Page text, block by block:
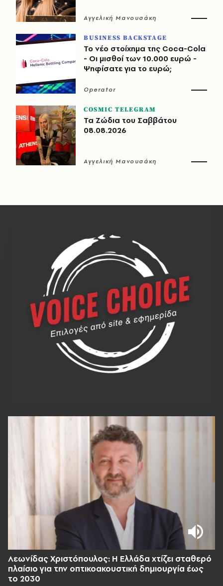
Αγγελική Μανουσάκη
BUSINESS BACKSTAGE
Το νέο στοίχημα της Coca-Cola
- Οι μισθοί των 10.000 ευρώ -
Ψηφίσατε για το ευρώ;
Operator
COSMIC TELEGRAM
Τα Ζώδια του Σαββάτου
08.08.2026
Αγγελική Μανουσάκη
Λεωνίδας Χριστόπουλος: Η Ελλάδα χτίζει σταθερό
πλαίσιο για την οπτικοακουστική δημιουργία έως
το 2030